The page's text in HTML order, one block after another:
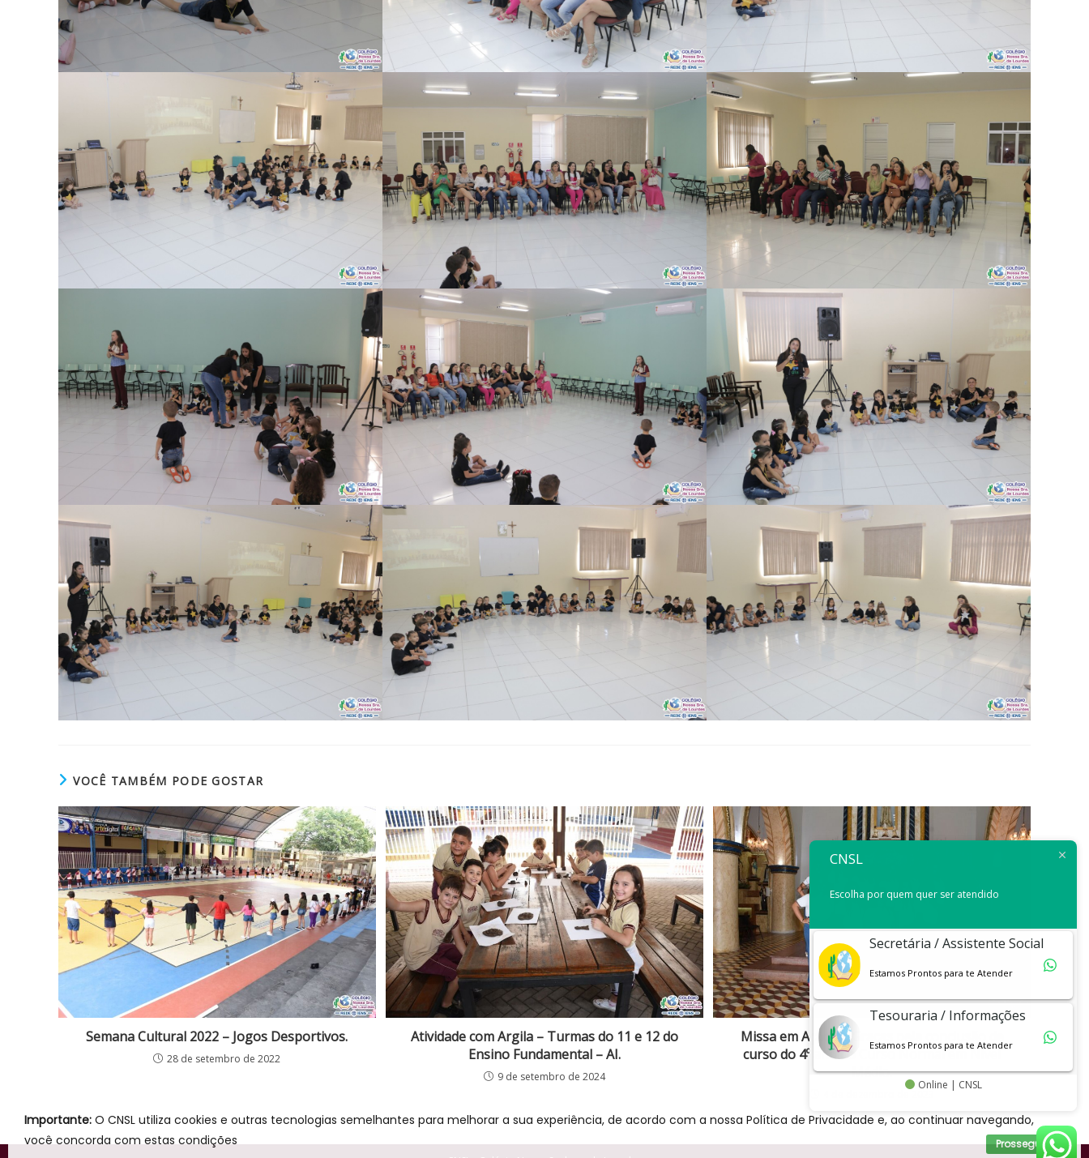
VOCÊ TAMBÉM PODE GOSTAR
Semana Cultural 2022 – Jogos Desportivos.
28 de setembro de 2022
Atividade com Argila – Turmas do 11 e 12 do
Ensino Fundamental – AI.
9 de setembro de 2024
Missa em Ação de Graças pela conclusão de
curso do 4º ano do Curso Normal em Nível
Médio.
Importante: O CNSL utiliza cookies e outras tecnologias semelhantes para melhorar a sua experiência, de acordo com a nossa Política de Privacidade e, ao continuar navegando,
você concorda com estas condições
Prosseguir
CNSL
Escolha por quem quer ser atendido
Secretária / Assistente Social
Estamos Prontos para te Atender
Tesouraria / Informações
Estamos Prontos para te Atender
Online | CNSL